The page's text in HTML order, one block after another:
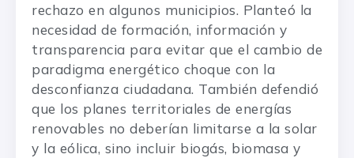
rechazo en algunos municipios. Planteó la
necesidad de formación, información y
transparencia para evitar que el cambio de
paradigma energético choque con la
desconfianza ciudadana. También defendió
que los planes territoriales de energías
renovables no deberían limitarse a la solar
y la eólica, sino incluir biogás, biomasa y